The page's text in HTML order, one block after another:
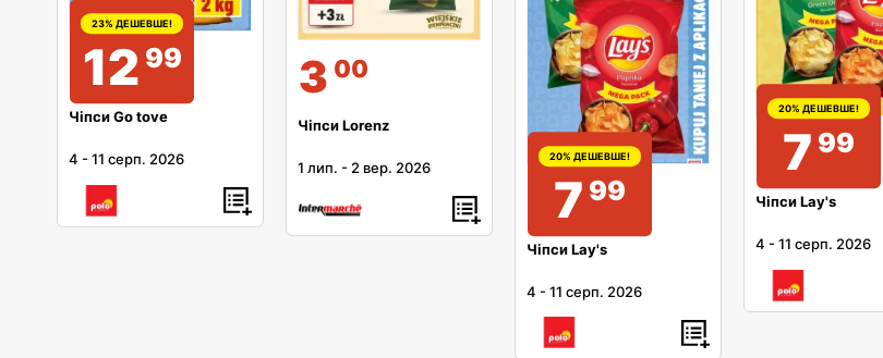
23% ДЕШЕВШЕ!
12 99
Чіпси Go tove
4 -11 серп. 2026
3 00
Чіпси Lorenz
1 лип. - 2 вер. 2026
20% ДЕШЕВШЕ!
7 99
Чіпси Lay's
4 -11 серп. 2026
20% ДЕШЕВШЕ!
7 99
Чіпси Lay's
4 -11 серп. 2026